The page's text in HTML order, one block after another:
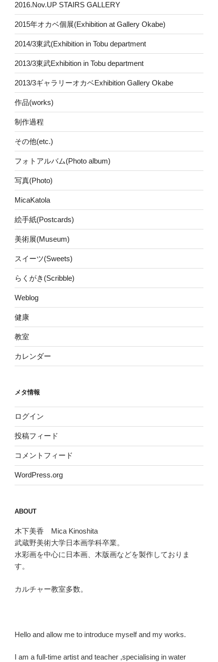
2016.Nov.UP STAIRS GALLERY
2015年オカベ個展(Exhibition at Gallery Okabe)
2014/3東武(Exhibition in Tobu department
2013/3東武Exhibition in Tobu department
2013/3ギャラリーオカベExhibition Gallery Okabe
作品(works)
制作過程
その他(etc.)
フォトアルバム(Photo album)
写真(Photo)
MicaKatola
絵手紙(Postcards)
美術展(Museum)
スイーツ(Sweets)
らくがき(Scribble)
Weblog
健康
教室
カレンダー
メタ情報
ログイン
投稿フィード
コメントフィード
WordPress.org
ABOUT
木下美香 Mica Kinoshita
武蔵野美術大学日本画学科卒業。
水彩画を中心に日本画、木版画などを製作しておりま
す。
カルチャー教室多数。
Hello and allow me to introduce myself and my works.
I am a full-time artist and teacher ,specialising in water